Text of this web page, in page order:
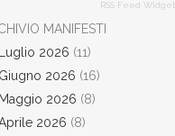
RSS Feed Widget
MANIFESTI
2026 (11)
2026 (16)
2026 (8)
2026 (8)